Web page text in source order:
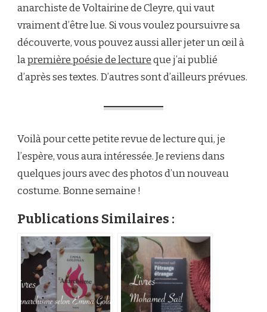
anarchiste de Voltairine de Cleyre, qui vaut
vraiment d’être lue. Si vous voulez poursuivre sa
découverte, vous pouvez aussi aller jeter un œil à
lapremière poésie de lectureque j’ai publié
d’après ses textes. D’autres sont d’ailleurs prévues.
Voilà pour cette petite revue de lecture qui, je
l’espère, vous aura intéressée. Je reviens dans
quelques jours avec des photos d’un nouveau
costume. Bonne semaine !
Publications Similaires :